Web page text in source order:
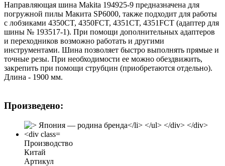
Направляющая шина Makita 194925-9 предназначена для
погружной пилы Макита SP6000, также подходит для работы
с лобзиками 4350CT, 4350FCT, 4351CT, 4351FCT (адаптер для
шины № 193517-1). При помощи дополнительных адаптеров
и переходников возможно работать и другими
инструментами. Шина позволяет быстро выполнять прямые и
точные резы. При необходимости ее можно обездвижить,
закрепить при помощи струбцин (приобретаются отдельно).
Длина - 1900 мм.
Произведено:
Производство
Китай
Артикул